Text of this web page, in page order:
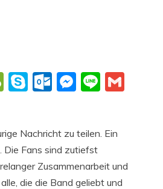
WeChat
SkypeOutlook.com
Messenger
Line
Nachricht zu teilen. Ein
Die Fans sind zutiefst
Zusammenarbeit und
die die Band geliebt und